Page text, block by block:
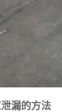
漏的方法